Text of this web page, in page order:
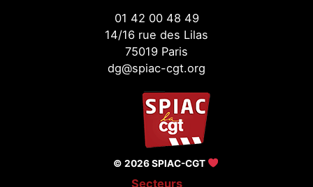
01 42 00 48 49
14/16 rue des Lilas
75019 Paris
dg@spiac-cgt.org
© 2026 SPIAC-CGT
Secteurs